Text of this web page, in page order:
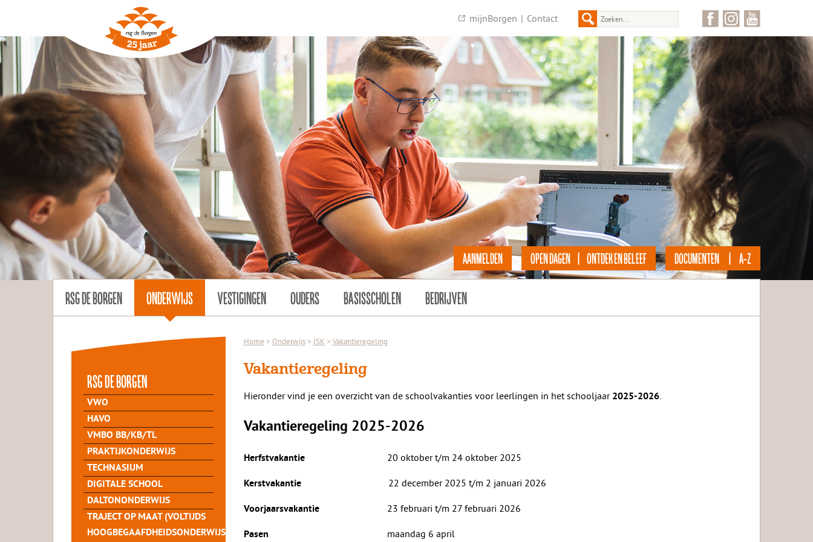
mijnBorgen | Contact
DOCUMENTEN | A-Z
OPEN DAGEN | ONTDEK EN BELEEF
AANMELDEN
RSG DE BORGEN ONDERWIJS VESTIGINGEN OUDERS BASISSCHOLEN BEDRIJVEN
rsg de Borgen
VWO
HAVO
VMBO BB/KB/TL
PRAKTIJKONDERWIJS
TECHNASIUM
DIGITALE SCHOOL
DALTONONDERWIJS
TRAJECT OP MAAT (VOLTIJDS
HOOGBEGAAFDHEIDSONDERWIJS
Home > Onderwijs > ISK > Vakantieregeling
Vakantieregeling
Hieronder vind je een overzicht van de schoolvakanties voor leerlingen in het schooljaar 2025-2026.
Vakantieregeling 2025-2026
Herfstvakantie 20 oktober t/m 24 oktober 2025
Kerstvakantie 22 december 2025 t/m 2 januari 2026
Voorjaarsvakantie 23 februari t/m 27 februari 2026
Pasen maandag 6 april